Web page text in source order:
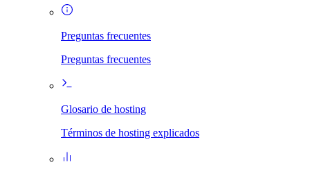
Preguntas frecuentes
Preguntas frecuentes
Glosario de hosting
Términos de hosting explicados